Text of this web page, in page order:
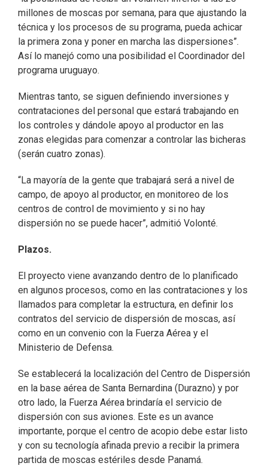
millones de moscas por semana, para que ajustando la
técnica y los procesos de su programa, pueda achicar
la primera zona y poner en marcha las dispersiones”.
Así lo manejó como una posibilidad el Coordinador del
programa uruguayo.
Mientras tanto, se siguen definiendo inversiones y
contrataciones del personal que estará trabajando en
los controles y dándole apoyo al productor en las
zonas elegidas para comenzar a controlar las bicheras
(serán cuatro zonas).
“La mayoría de la gente que trabajará será a nivel de
campo, de apoyo al productor, en monitoreo de los
centros de control de movimiento y si no hay
dispersión no se puede hacer”, admitió Volonté.
Plazos.
El proyecto viene avanzando dentro de lo planificado
en algunos procesos, como en las contrataciones y los
llamados para completar la estructura, en definir los
contratos del servicio de dispersión de moscas, así
como en un convenio con la Fuerza Aérea y el
Ministerio de Defensa.
Se establecerá la localización del Centro de Dispersión
en la base aérea de Santa Bernardina (Durazno) y por
otro lado, la Fuerza Aérea brindaría el servicio de
dispersión con sus aviones. Este es un avance
importante, porque el centro de acopio debe estar listo
y con su tecnología afinada previo a recibir la primera
partida de moscas estériles desde Panamá.